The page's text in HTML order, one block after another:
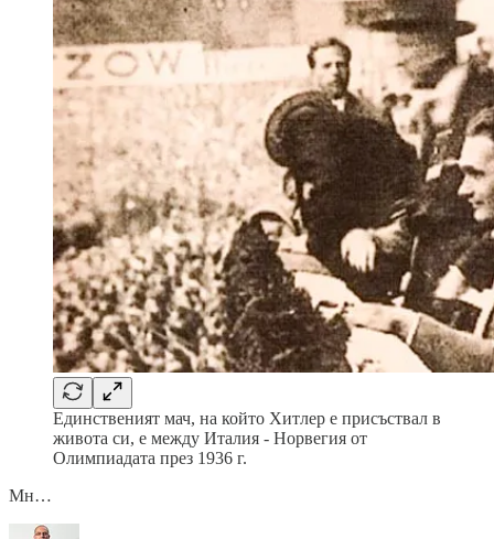
Единственият мач, на който Хитлер е присъствал в
живота си, е между Италия - Норвегия от
Олимпиадата през 1936 г.
Мн…